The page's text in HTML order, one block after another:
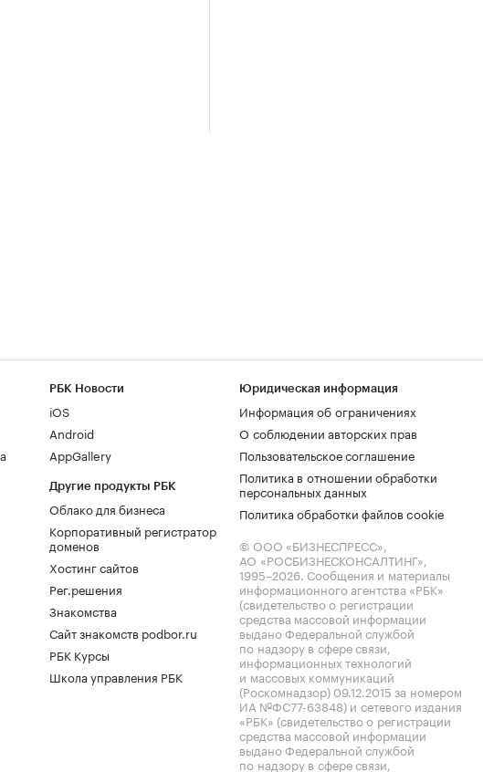
РБК Новости
iOS
Android
AppGallery
Другие продукты РБК
Облако для бизнеса
Корпоративный регистратор
доменов
Хостинг сайтов
Рег.решения
Знакомства
Сайт знакомств podbor.ru
РБК Курсы
Школа управления РБК
Юридическая информация
Информация об ограничениях
О соблюдении авторских прав
Пользовательское соглашение
Политика в отношении обработки
персональных данных
Политика обработки файлов cookie
© ООО «БИЗНЕСПРЕСС»,
АО «РОСБИЗНЕСКОНСАЛТИНГ»,
1995–2026. Сообщения и материалы
информационного агентства «РБК»
(свидетельство о регистрации
средства массовой информации
выдано Федеральной службой
по надзору в сфере связи,
информационных технологий
и массовых коммуникаций
(Роскомнадзор) 09.12.2015 за номером
ИА №ФС77-63848) и сетевого издания
«РБК» (свидетельство о регистрации
средства массовой информации
выдано Федеральной службой
по надзору в сфере связи,